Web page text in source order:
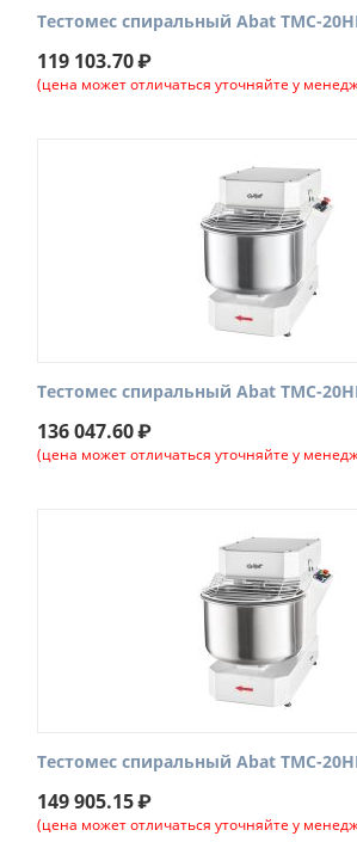
Тестомес спиральный Abat ТМС-
119 103.70₽
(цена может отличаться уточняйте у
Тестомес спиральный Abat ТМС-
136 047.60₽
(цена может отличаться уточняйте у
Тестомес спиральный Abat ТМС-
149 905.15₽
(цена может отличаться уточняйте у